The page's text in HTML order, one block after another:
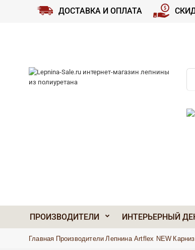
ДОСТАВКА И ОПЛАТА
ПРОИЗВОДИТЕЛИ ИНТЕРЬЕРНЫЙ
Главная Производители Лепнина Artflex NEW